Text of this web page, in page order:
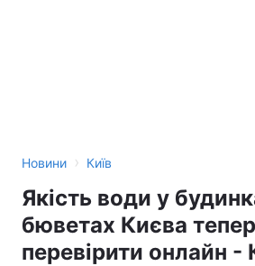
Новини › Київ
Якість води у
бюветах Києва
перевірити онлайн